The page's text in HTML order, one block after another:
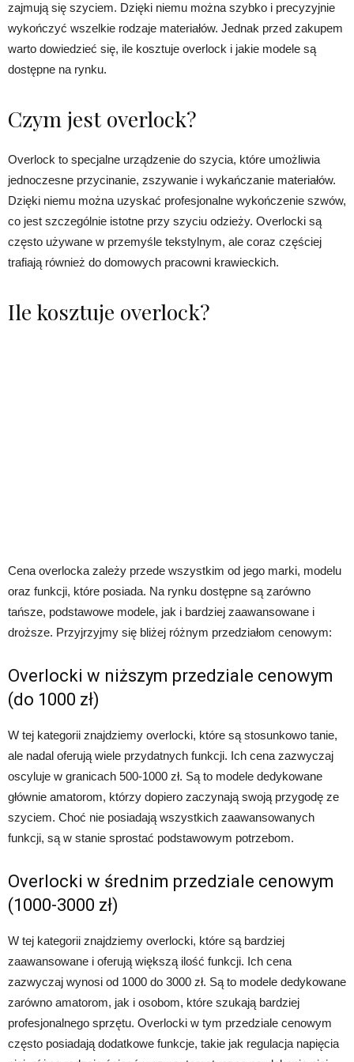
zajmują się szyciem. Dzięki niemu można szybko i precyzyjnie
wykończyć wszelkie rodzaje materiałów. Jednak przed zakupem
warto dowiedzieć się, ile kosztuje overlock i jakie modele są
dostępne na rynku.
Czym jest overlock?
Overlock to specjalne urządzenie do szycia, które umożliwia
jednoczesne przycinanie, zszywanie i wykańczanie materiałów.
Dzięki niemu można uzyskać profesjonalne wykończenie szwów,
co jest szczególnie istotne przy szyciu odzieży. Overlocki są
często używane w przemyśle tekstylnym, ale coraz częściej
trafiają również do domowych pracowni krawieckich.
Ile kosztuje overlock?
Cena overlocka zależy przede wszystkim od jego marki, modelu
oraz funkcji, które posiada. Na rynku dostępne są zarówno
tańsze, podstawowe modele, jak i bardziej zaawansowane i
droższe. Przyjrzyjmy się bliżej różnym przedziałom cenowym:
Overlocki w niższym przedziale cenowym
(do 1000 zł)
W tej kategorii znajdziemy overlocki, które są stosunkowo tanie,
ale nadal oferują wiele przydatnych funkcji. Ich cena zazwyczaj
oscyluje w granicach 500-1000 zł. Są to modele dedykowane
głównie amatorom, którzy dopiero zaczynają swoją przygodę ze
szyciem. Choć nie posiadają wszystkich zaawansowanych
funkcji, są w stanie sprostać podstawowym potrzebom.
Overlocki w średnim przedziale cenowym
(1000-3000 zł)
W tej kategorii znajdziemy overlocki, które są bardziej
zaawansowane i oferują większą ilość funkcji. Ich cena
zazwyczaj wynosi od 1000 do 3000 zł. Są to modele dedykowane
zarówno amatorom, jak i osobom, które szukają bardziej
profesjonalnego sprzętu. Overlocki w tym przedziale cenowym
często posiadają dodatkowe funkcje, takie jak regulacja napięcia